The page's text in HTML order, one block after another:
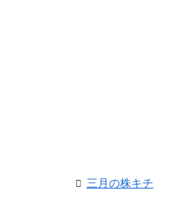
三月の株キチ